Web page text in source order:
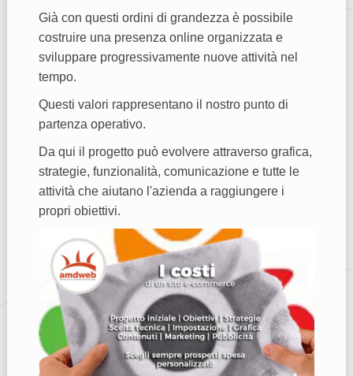
Già con questi ordini di grandezza è possibile
costruire una presenza online organizzata e
sviluppare progressivamente nuove attività nel
tempo.
Questi valori rappresentano il nostro punto di
partenza operativo.
Da qui il progetto può evolvere attraverso grafica,
strategie, funzionalità, comunicazione e tutte le
attività che aiutano l'azienda a raggiungere i
propri obiettivi.